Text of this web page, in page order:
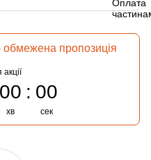
пропозиція
00
хв
00
сек